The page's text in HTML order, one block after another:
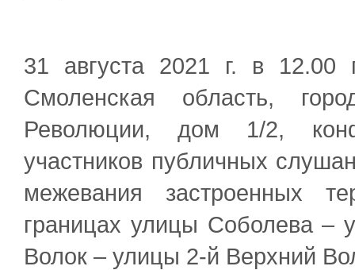
31 августа 2021 г. в 12.00
Смоленская область,
Революции, дом 1/2,
участников публичных
межевания застроенных
границах улицы Соболева –
Волок – улицы 2-й Верхний